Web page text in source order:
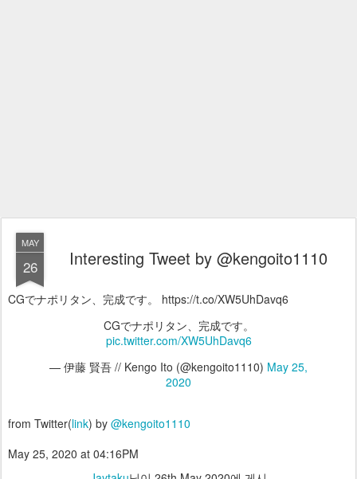
MAY
26 Interesting Tweet by @kengoito1110
CGでナポリタン、完成です。 https://t.co/XW5UhDavq6
CGでナポリタン、完成です。
pic.twitter.com/XW5UhDavq6
— 伊藤 賢吾 // Kengo Ito (@kengoito1110) May 25,
2020
from Twitter(link) by @kengoito1110
May 25, 2020 at 04:16PM